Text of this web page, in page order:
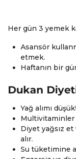
Her gün 3 yemek
Asansör
etmek.
Haftanın bir
Dukan
Yağ alımı
Multivitaminler
Diyet yağsız et
alır.
Su tüketimine